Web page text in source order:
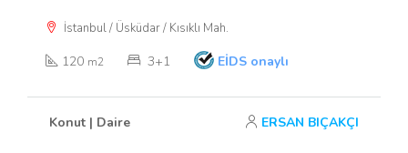
İstanbul / Üsküdar / Kısıklı Mah.
120 m2 3+1 EİDS onaylı
Konut | Daire ERSAN BIÇAKÇI